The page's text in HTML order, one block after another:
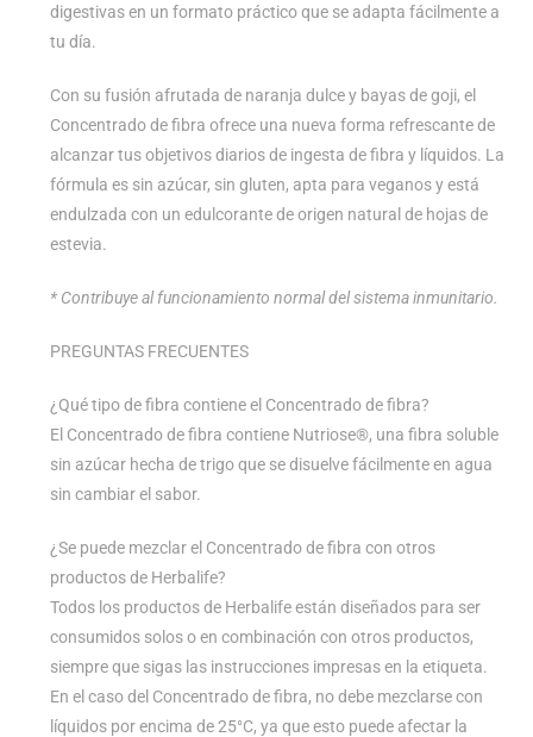
digestivas en un formato práctico que se adapta fácilmente a
tu día.
Con su fusión afrutada de naranja dulce y bayas de goji, el
Concentrado de fibra ofrece una nueva forma refrescante de
alcanzar tus objetivos diarios de ingesta de fibra y líquidos. La
fórmula es sin azúcar, sin gluten, apta para veganos y está
endulzada con un edulcorante de origen natural de hojas de
estevia.
* Contribuye al funcionamiento normal del sistema inmunitario.
PREGUNTAS FRECUENTES
¿Qué tipo de fibra contiene el Concentrado de fibra?
El Concentrado de fibra contiene Nutriose®, una fibra soluble
sin azúcar hecha de trigo que se disuelve fácilmente en agua
sin cambiar el sabor.
¿Se puede mezclar el Concentrado de fibra con otros
productos de Herbalife?
Todos los productos de Herbalife están diseñados para ser
consumidos solos o en combinación con otros productos,
siempre que sigas las instrucciones impresas en la etiqueta.
En el caso del Concentrado de fibra, no debe mezclarse con
líquidos por encima de 25°C, ya que esto puede afectar la